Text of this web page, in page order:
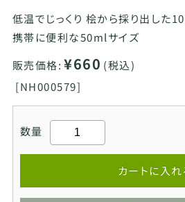
低温でじっくり 桧から採り出した
携帯に便利な50mlサイズ
販売価格: ¥660 (税込)
[NH000579]
数量
カートに入れ